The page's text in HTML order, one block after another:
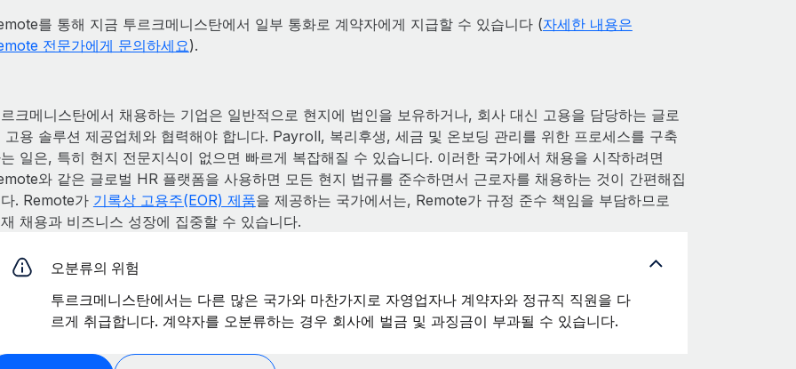
를 통해 지금 투르크메니스탄에서 일부 통화로 계약자에게 지급할 수 있습니다 (자세한 내용은
전문가에게 문의하세요).
크메니스탄에서 채용하는 기업은 일반적으로 현지에 법인을 보유하거나, 회사 대신 고용을 담당하는 글로
고용 솔루션 제공업체와 협력해야 합니다. Payroll, 복리후생, 세금 및 온보딩 관리를 위한 프로세스를 구축
일은, 특히 현지 전문지식이 없으면 빠르게 복잡해질 수 있습니다. 이러한 국가에서 채용을 시작하려면
와 같은 글로벌 HR 플랫폼을 사용하면 모든 현지 법규를 준수하면서 근로자를 채용하는 것이 간편해집
. Remote가 기록상 고용주(EOR) 제품을 제공하는 국가에서는, Remote가 규정 준수 책임을 부담하므로
채용과 비즈니스 성장에 집중할 수 있습니다.
오분류의 위험
투르크메니스탄에서는 다른 많은 국가와 마찬가지로 자영업자나 계약자와 정규직 직원을 다
르게 취급합니다. 계약자를 오분류하는 경우 회사에 벌금 및 과징금이 부과될 수 있습니다.